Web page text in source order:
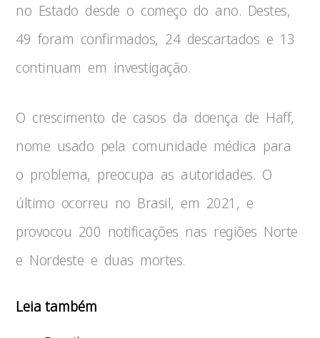
no Estado desde o começo do ano. Destes,
49 foram confirmados, 24 descartados e 13
continuam em investigação.
O crescimento de casos da doença de Haff,
nome usado pela comunidade médica para
o problema, preocupa as autoridades. O
último ocorreu no Brasil, em 2021, e
provocou 200 notificações nas regiões Norte
e Nordeste e duas mortes.
Leia também